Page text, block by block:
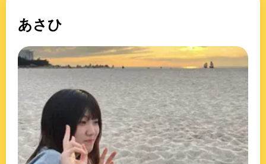
あさひ